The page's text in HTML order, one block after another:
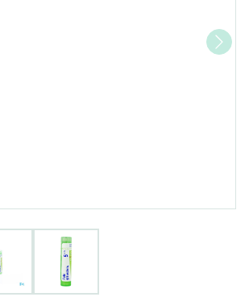
View larger imageView larger image